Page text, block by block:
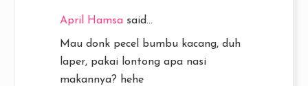
April Hamsa said...
Mau donk pecel bumbu kacang, duh
laper, pakai lontong apa nasi
makannya? hehe